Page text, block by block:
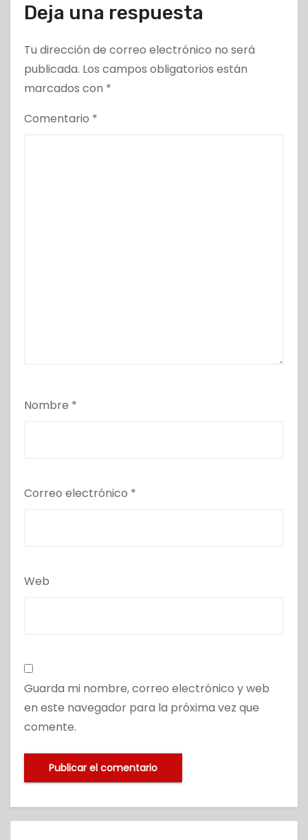
Deja una respuesta
Tu dirección de correo electrónico no será
publicada. Los campos obligatorios están
marcados con *
Comentario *
Nombre *
Correo electrónico *
Web
Guarda mi nombre, correo electrónico y web
en este navegador para la próxima vez que
comente.